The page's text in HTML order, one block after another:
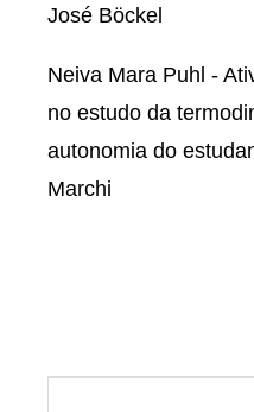
José Böckel
Neiva Mara Puhl -
no estudo da
autonomia do
Marchi